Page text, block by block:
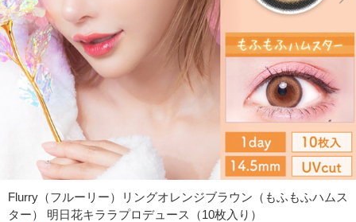
Flurry（フルーリー）リングオレンジブラウン（もふもふハムス
ター） 明日花キララプロデュース（10枚入り）